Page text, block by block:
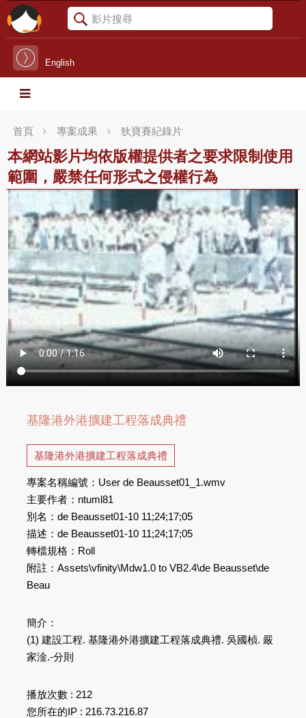
English
首頁 專案成果 狄寶賽紀錄片
本網站影片均依版權提供者之要求限制使用
範圍，嚴禁任何形式之侵權行為
基隆港外港擴建工程落成典禮
基隆港外港擴建工程落成典禮
專案名稱編號：User de Beausset01_1.wmv
主要作者：ntuml81
別名：de Beausset01-10 11;24;17;05
描述：de Beausset01-10 11;24;17;05
轉檔規格：Roll
附註：Assets\vfinity\Mdw1.0 to VB2.4\de Beausset\de
Beau
簡介：
(1) 建設工程. 基隆港外港擴建工程落成典禮. 吳國楨. 嚴
家淦.-分則
播放次數 : 212
您所在的IP : 216.73.216.87